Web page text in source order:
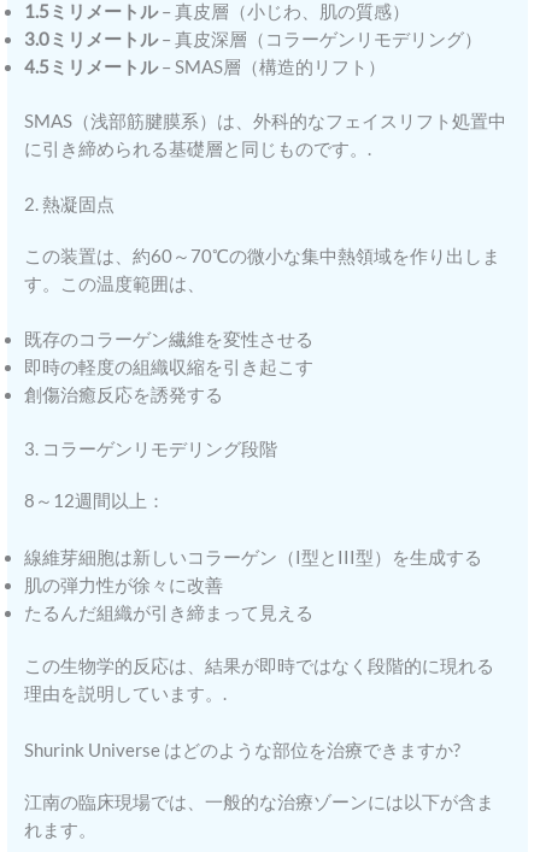
1.5ミリメートル– 真皮層（小じわ、肌の質感）
3.0ミリメートル– 真皮深層（コラーゲンリモデリング）
4.5ミリメートル– SMAS層（構造的リフト）
SMAS（浅部筋腱膜系）は、外科的なフェイスリフト処置中
に引き締められる基礎層と同じものです。.
2. 熱凝固点
この装置は、約60～70℃の微小な集中熱領域を作り出しま
す。この温度範囲は、
既存のコラーゲン繊維を変性させる
即時の軽度の組織収縮を引き起こす
創傷治癒反応を誘発する
3. コラーゲンリモデリング段階
8～12週間以上：
線維芽細胞は新しいコラーゲン（I型とIII型）を生成する
肌の弾力性が徐々に改善
たるんだ組織が引き締まって見える
この生物学的反応は、結果が即時ではなく段階的に現れる
理由を説明しています。.
Shurink Universe はどのような部位を治療できますか?
江南の臨床現場では、一般的な治療ゾーンには以下が含ま
れます。